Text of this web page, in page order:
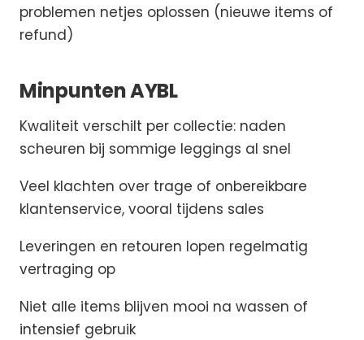
problemen netjes oplossen (nieuwe items of
refund)
Minpunten AYBL
Kwaliteit verschilt per collectie: naden
scheuren bij sommige leggings al snel
Veel klachten over trage of onbereikbare
klantenservice, vooral tijdens sales
Leveringen en retouren lopen regelmatig
vertraging op
Niet alle items blijven mooi na wassen of
intensief gebruik